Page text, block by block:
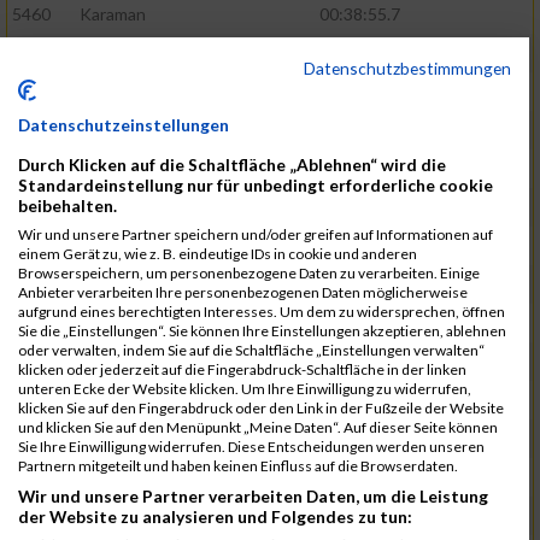
5460 Karaman
00:38:55.7
5601
5368
Böhm
5531
Rieger
00:39:41.5
5584
Stadtmüller
5570
Schulze
00:40:29.6
5572
Schuster
00:40:29.9
5466
Kiehne
00:40:40.9
5615
Weigand
00:41:00.1
5515
Ohler
00:41:07.3
5580
Selbiger
00:41:12.6
5474
Koehn
00:41:12.8
5455
Joho
00:41:56.4
Datenschutzbestimmungen
Datenschutzeinstellungen
Durch Klicken auf die Schaltfläche „Ablehnen“ wird die
Standardeinstellung nur für unbedingt erforderliche cookie
beibehalten.
Wir und unsere Partner speichern und/oder greifen auf Informationen auf
einem Gerät zu, wie z. B. eindeutige IDs in cookie und anderen
Browserspeichern, um personenbezogene Daten zu verarbeiten. Einige
Anbieter verarbeiten Ihre personenbezogenen Daten möglicherweise
aufgrund eines berechtigten Interesses. Um dem zu widersprechen, öffnen
Sie die „Einstellungen“. Sie können Ihre Einstellungen akzeptieren, ablehnen
oder verwalten, indem Sie auf die Schaltfläche „Einstellungen verwalten“
klicken oder jederzeit auf die Fingerabdruck-Schaltfläche in der linken
unteren Ecke der Website klicken. Um Ihre Einwilligung zu widerrufen,
klicken Sie auf den Fingerabdruck oder den Link in der Fußzeile der Website
und klicken Sie auf den Menüpunkt „Meine Daten“. Auf dieser Seite können
Sie Ihre Einwilligung widerrufen. Diese Entscheidungen werden unseren
Partnern mitgeteilt und haben keinen Einfluss auf die Browserdaten.
Wir und unsere Partner verarbeiten Daten, um die Leistung
der Website zu analysieren und Folgendes zu tun: